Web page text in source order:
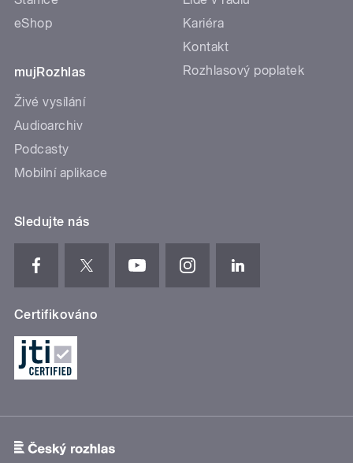
eShop
mujRozhlas
Živé vysílání
Audioarchiv
Podcasty
Mobilní aplikace
Kariéra
Kontakt
Rozhlasový poplatek
Sledujte nás
Certifikováno